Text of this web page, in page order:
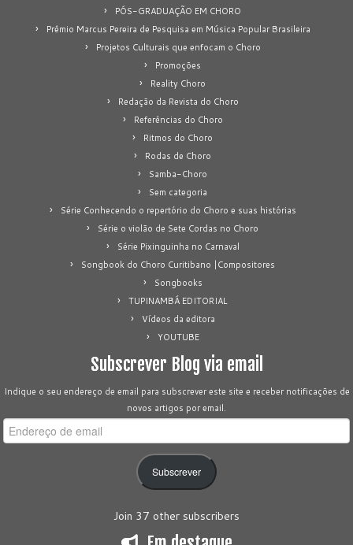
PÓS-GRADUAÇÃO EM CHORO
Prêmio Marcus Pereira de Pesquisa em Música Popular Brasileira
Projetos Culturais que enfocam o Choro
Promoções
Reality Choro
Redação da Revista do Choro
Referências do Choro
Ritmos do Choro
Rodas de Choro
Samba-Choro
Sem categoria
Série Conhecendo o repertório do Choro e suas histórias
Série o violão de Sete Cordas no Choro
Série Pixinguinha no Carnaval
Songbook do Choro Curitibano |Compositores
Songbooks
TUPINAMBÁ EDITORIAL
Vídeos da editora
YOUTUBE
Subscrever Blog via email
Indique o seu endereço de email para subscrever este site e receber notificações de
novos artigos por email.
Endereço
de
Subscrever
Join 37 other subscribers